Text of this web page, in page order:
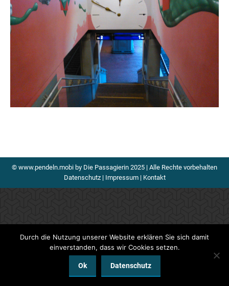
© www.pendeln.mobi by Die Passagierin 2025 | Alle Rechte vorbehalten
Datenschutz| Impressum| Kontakt
Durch die Nutzung unserer Website erklären Sie sich damit
einverstanden, dass wir Cookies setzen.
Ok Datenschutz